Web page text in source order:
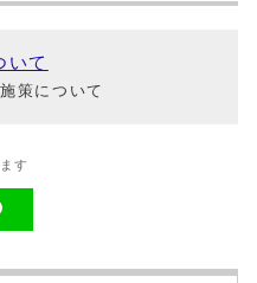
いて
策について
す